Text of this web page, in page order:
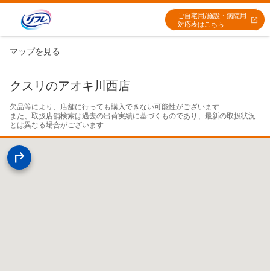
ご自宅用/施設・病院用
対応表はこちら
マップを見る
クスリのアオキ川西店
欠品等により、店舗に行っても購入できない可能性がございます
また、取扱店舗検索は過去の出荷実績に基づくものであり、最新の取扱状況
とは異なる場合がございます